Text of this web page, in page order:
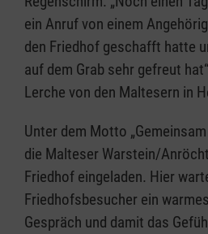
ein Anruf von einem
den Friedhof geschafft hatte
auf dem Grab sehr gefreut
Lerche von den Maltesern in
Unter dem Motto
die Malteser Warstein/
Friedhof eingeladen. Hier
Friedhofsbesucher ein
Gespräch und damit das